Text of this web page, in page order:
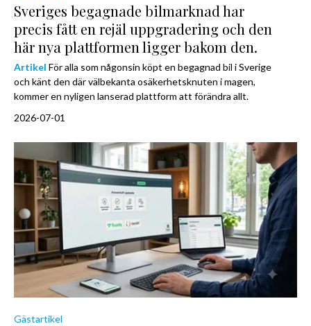
Sveriges begagnade bilmarknad har
precis fått en rejäl uppgradering och den
här nya plattformen ligger bakom den.
Artikel För alla som någonsin köpt en begagnad bil i Sverige
och känt den där välbekanta osäkerhetsknuten i magen,
kommer en nyligen lanserad plattform att förändra allt.
2026-07-01
Gästartikel